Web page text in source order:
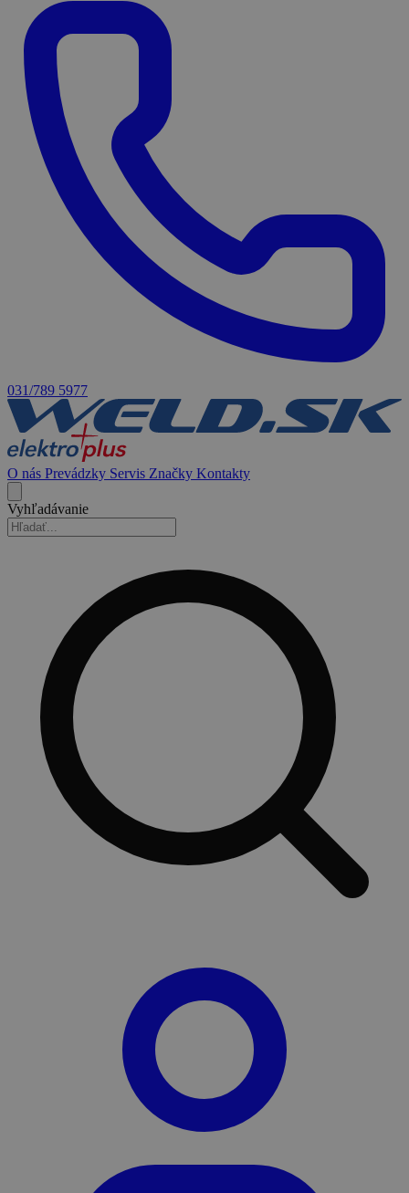
031/789 5977
O nás Prevádzky Servis Značky Kontakty
Vyhľadávanie